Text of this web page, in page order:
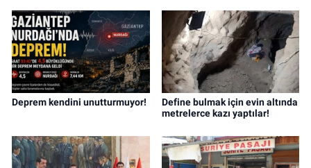
Deprem kendini unutturmuyor!
Define bulmak için evin altında
metrelerce kazı yaptılar!